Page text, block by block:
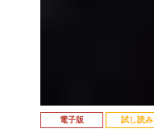
電子版 試し読み